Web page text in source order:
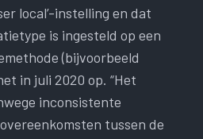
local’-instelling en dat
is ingesteld op een
(bijvoorbeeld
in juli 2020 op. “Het
inconsistente
tussen de